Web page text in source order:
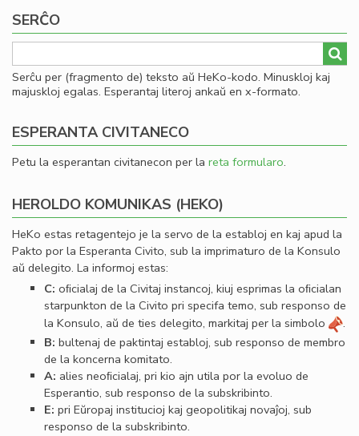
SERĈO
Serĉu per (fragmento de) teksto aŭ HeKo-kodo. Minuskloj kaj
majuskloj egalas. Esperantaj literoj ankaŭ en x-formato.
ESPERANTA CIVITANECO
Petu la esperantan civitanecon per la reta formularo.
HEROLDO KOMUNIKAS (HEKO)
HeKo estas retagentejo je la servo de la establoj en kaj apud la
Pakto por la Esperanta Civito, sub la imprimaturo de la Konsulo
aŭ delegito. La informoj estas:
C: oﬁcialaj de la Civitaj instancoj, kiuj esprimas la oﬁcialan
starpunkton de la Civito pri specifa temo, sub responso de
la Konsulo, aŭ de ties delegito, markitaj per la simbolo
.
B: bultenaj de paktintaj establoj, sub responso de membro
de la koncerna komitato.
A: alies neoﬁcialaj, pri kio ajn utila por la evoluo de
Esperantio, sub responso de la subskribinto.
E: pri Eŭropaj institucioj kaj geopolitikaj novaĵoj, sub
responso de la subskribinto.